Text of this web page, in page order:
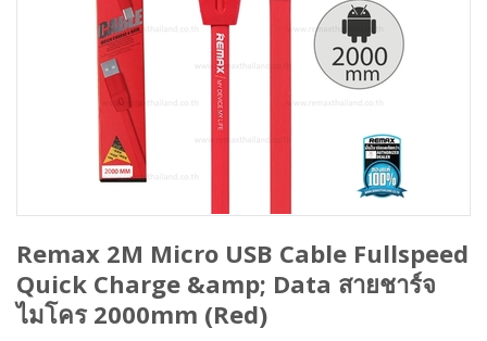
Remax 2M Micro USB Cable Fullspeed
Quick Charge &amp; Data สายชาร์จ
ไมโคร 2000mm (Red)